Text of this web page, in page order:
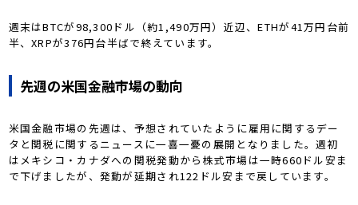
週末はBTCが98,300ドル（約1,490万円）近辺、ETHが41万円台前
半、XRPが376円台半ばで終えています。
先週の米国金融市場の動向
米国金融市場の先週は、予想されていたように雇用に関するデー
タと関税に関するニュースに一喜一憂の展開となりました。週初
はメキシコ・カナダへの関税発動から株式市場は一時660ドル安ま
で下げましたが、発動が延期され122ドル安まで戻しています。